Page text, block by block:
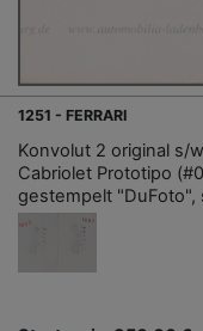
1251 - FERRARI
Konvolut 2 original s/
Cabriolet Prototipo
gestempelt "DuFoto",